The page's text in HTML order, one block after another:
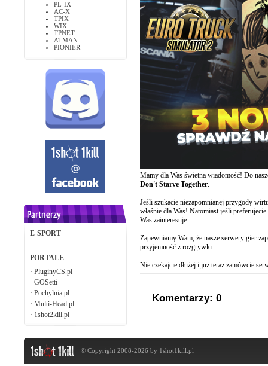
PL-IX
AC-X
TPIX
WIX
TPNET
ATMAN
PIONIER
E-SPORT
PORTALE
· PluginyCS.pl
· GOSetti
· Pochylnia.pl
· Multi-Head.pl
· 1shot2kill.pl
Mamy dla Was świetną wiadomość! Do
Don't Starve Together.
Jeśli szukacie niezapomnianej przygody
właśnie dla Was! Natomiast jeśli
Was zainteresuje.
Zapewniamy Wam, że nasze serwery gier
przyjemność z rozgrywki.
Nie czekajcie dłużej i już teraz zamówcie
Komentarzy: 0
© Copyright 2008-2026 by 1shot1kill.pl